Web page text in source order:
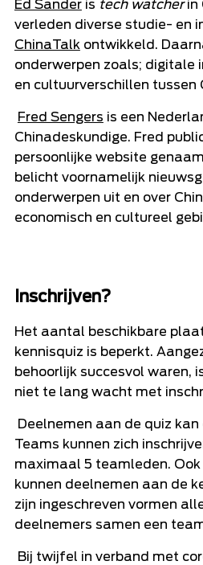
Ed Sanderis tech watcherin
verleden diverse studie- en
ChinaTalk ontwikkeld.
onderwerpen zoals; digitale
en cultuurverschillen tussen
Fred Sengers is een
Chinadeskundige. Fred
persoonlijke website
belicht voornamelijk
onderwerpen uit en over
economisch en cultureel
Inschrijven?
Het aantal beschikbare
kennisquiz is beperkt.
behoorlijk succesvol waren,
niet te lang wacht met
Deelnemen aan de quiz
Teams kunnen zich
maximaal 5 teamleden.
kunnen deelnemen aan de
zijn ingeschreven vormen
deelnemers samen een
Bij twijfel in verband met